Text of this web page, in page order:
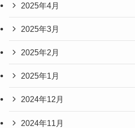
2025年4月
2025年3月
2025年2月
2025年1月
2024年12月
2024年11月